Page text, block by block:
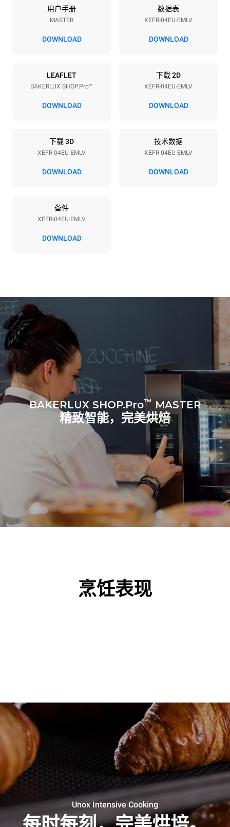
4 600x400
烤盘间距
电压
380-415V 3N~ / 220-240V
3~ / 220-240V 1~
功率
6,9 kW
50 / 60 Hz 不包括
7.9 kWh/天
用户手册
MASTER
DOWNLOAD
数据表
XEFR-04EU-EMLV
DOWNLOAD
LEAFLET
BAKERLUX SHOP.Pro™
DOWNLOAD
下载 2D
XEFR-04EU-EMLV
DOWNLOAD
下载 3D
XEFR-04EU-EMLV
DOWNLOAD
技术数据
XEFR-04EU-EMLV
DOWNLOAD
备件
XEFR-04EU-EMLV
DOWNLOAD
BAKERLUX SHOP.Pro™ MASTER
精致智能，完美烘焙
烹饪表现
Unox Intensive Cooking